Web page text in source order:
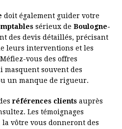
doit également guider votre
sérieux de Boulogne-
des devis détaillés, précisant
leurs interventions et les
vous des offres
masquent souvent des
un manque de rigueur.
références clients auprès
Les témoignages
vôtre vous donneront des